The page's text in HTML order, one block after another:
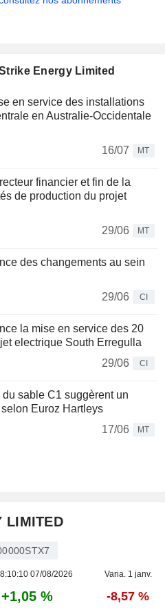
Energy Limited
en service des installations
en Australie-Occidentale
16/07
MT
financier et fin de la
de production du projet
29/06
MT
des changements au sein
29/06
CI
la mise en service des 20
electrique South Erregulla
29/06
CI
sable C1 suggèrent un
Euroz Hartleys
17/06
MT
LIMITED
07/08/2026 Varia. 1 janv.
+1,05 % -8,57 %